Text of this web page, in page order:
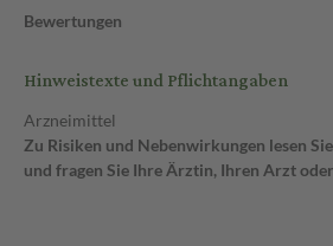
Bewertungen
Hinweistexte und Pflichtangaben
Arzneimittel
Zu Risiken und Nebenwirkungen lesen
und fragen Sie Ihre Ärztin, Ihren Arzt